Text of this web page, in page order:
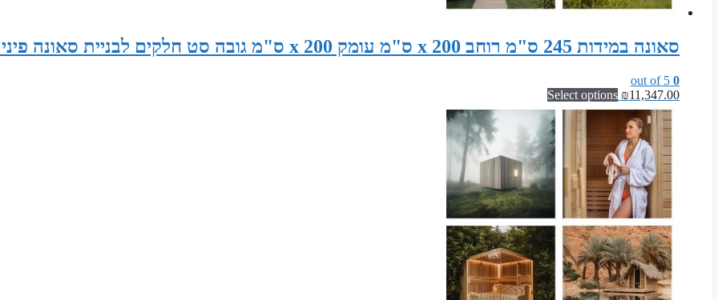
סאונה במידות 245 ס"מ רוחב x 200 ס"מ עומק x 200 ס"מ גובה סט חלקים לבניית סאונה פינית
0
₪11,347.00
Select options